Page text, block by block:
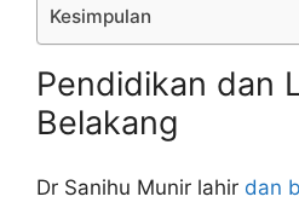
Kesimpulan
Pendidikan dan
Belakang
Dr Sanihu Munir lahir dan